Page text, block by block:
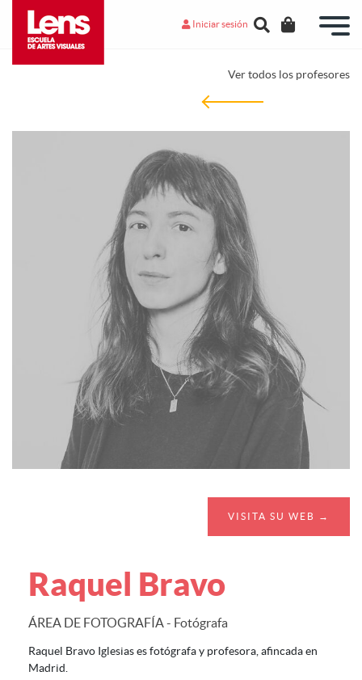
Iniciar sesión
Ver todos los profesores
VISITA SU WEB →
Raquel Bravo
ÁREA DE FOTOGRAFÍA - Fotógrafa
Raquel Bravo Iglesias es fotógrafa y profesora, afincada en
Madrid.